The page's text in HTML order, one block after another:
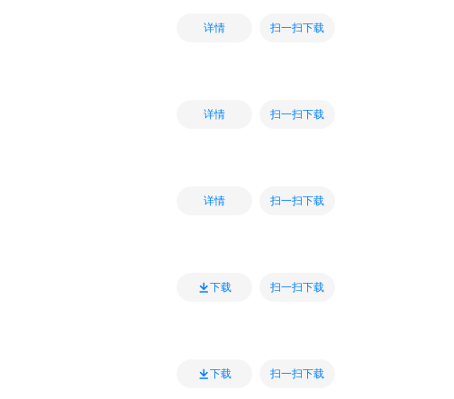
详情 扫一扫下载
详情 扫一扫下载
详情 扫一扫下载
下载 扫一扫下载
下载 扫一扫下载